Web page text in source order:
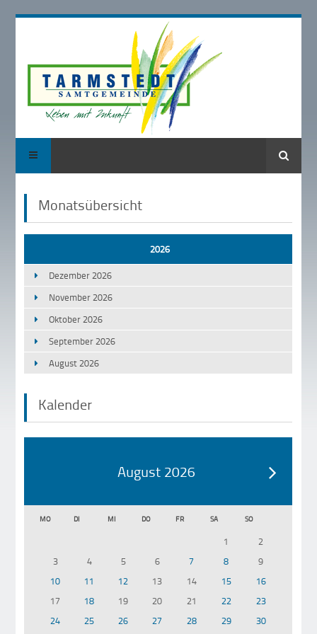
Suche
Monatsübersicht
2026
Dezember 2026
November 2026
Oktober 2026
September 2026
August 2026
Kalender
August 2026
MO DI MI DO FR SA SO
1
2
3
4 5 6 7 8
9
10
11 12 13 14 15
16
17
18 19 20 21 22
23
24
25 26 27 28 29 30